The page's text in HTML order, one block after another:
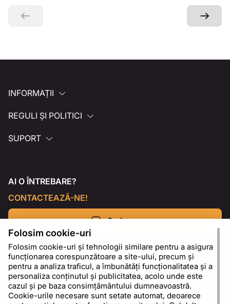
INFORMAȚII
REGULI ȘI POLITICI
SUPORT
AI O ÎNTREBARE?
CONTACTEAZĂ-NE!
Scrie-ne
Folosim cookie-uri
Folosim cookie-uri și tehnologii similare pentru a asigura
funcționarea corespunzătoare a site-ului, precum și
pentru a analiza traficul, a îmbunătăți funcționalitatea și a
personaliza conținutul și publicitatea, acolo unde este
cazul și pe baza consimțământului dumneavoastră.
Cookie-urile necesare sunt setate automat, deoarece